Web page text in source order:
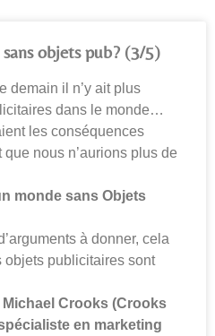
objets pub? (3/5)
demain il n’y ait plus
dans le monde…
les conséquences
que nous n’aurions plus de
monde sans Objets
à donner, cela
objets publicitaires sont
Crooks (Crooks
en marketing